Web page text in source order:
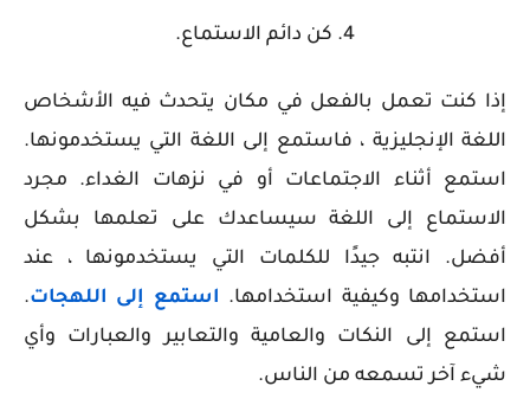
4. كن دائم الاستماع.
إذا كنت تعمل بالفعل في مكان يتحدث فيه الأشخاص
اللغة الإنجليزية ، فاستمع إلى اللغة التي يستخدمونها.
استمع أثناء الاجتماعات أو في نزهات الغداء. مجرد
الاستماع إلى اللغة سيساعدك على تعلمها بشكل
أفضل. انتبه جيدًا للكلمات التي يستخدمونها ، عند
استخدامها وكيفية استخدامها. استمع إلى اللهجات.
استمع إلى النكات والعامية والتعابير والعبارات وأي
شيء آخر تسمعه من الناس.